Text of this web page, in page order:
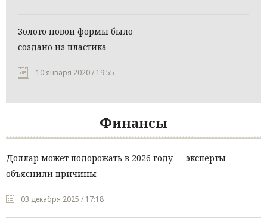
Золото новой формы было
создано из пластика
10 января 2020 / 19:55
Финансы
Доллар может подорожать в 2026 году — эксперты
объяснили причины
03 декабря 2025 / 17:18